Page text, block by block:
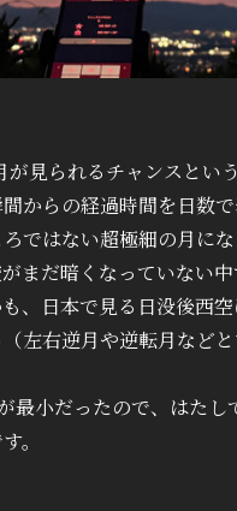
見られるチャンスとい
からの経過時間を日数
ではない超極細の月に
まだ暗くなっていない
、日本で見る日没後西
左右逆月や逆転月など
小だったので、はたし
。